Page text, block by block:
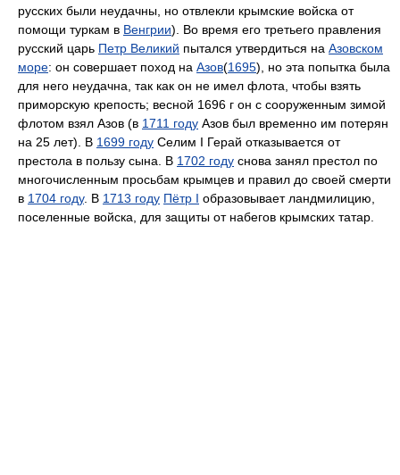
русских были неудачны, но отвлекли крымские войска от
помощи туркам в Венгрии). Во время его третьего правления
русский царь Петр Великий пытался утвердиться на Азовском
море: он совершает поход на Азов(1695), но эта попытка была
для него неудачна, так как он не имел флота, чтобы взять
приморскую крепость; весной 1696 г он с сооруженным зимой
флотом взял Азов (в 1711 году Азов был временно им потерян
на 25 лет). В 1699 году Селим I Герай отказывается от
престола в пользу сына. В 1702 году снова занял престол по
многочисленным просьбам крымцев и правил до своей смерти
в 1704 году. В 1713 году Пётр I образовывает ландмилицию,
поселенные войска, для защиты от набегов крымских татар.